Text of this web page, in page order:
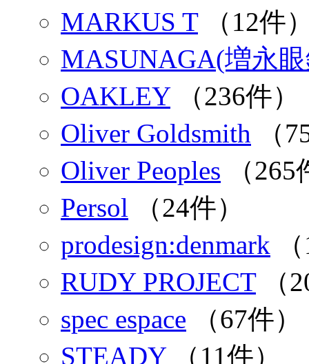
MARKUS T（12件
MASUNAGA(増永
OAKLEY（236件）
Oliver Goldsmith （
Oliver Peoples （265
Persol （24件）
prodesign:denmark
RUDY PROJECT（
spec espace （67件）
STEADY（11件）